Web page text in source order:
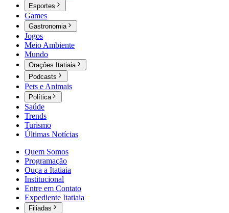
Esportes
Games
Gastronomia
Jogos
Meio Ambiente
Mundo
Orações Itatiaia
Podcasts
Pets e Animais
Política
Saúde
Trends
Turismo
Últimas Notícias
Quem Somos
Programação
Ouça a Itatiaia
Institucional
Entre em Contato
Expediente Itatiaia
Filiadas